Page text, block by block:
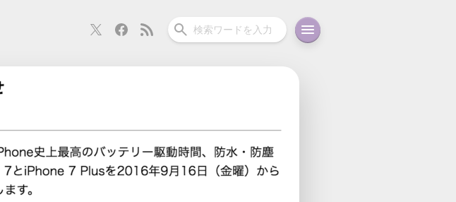
iPad Mac Android コラム ガイド